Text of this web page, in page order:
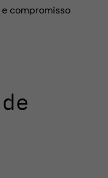
compromisso